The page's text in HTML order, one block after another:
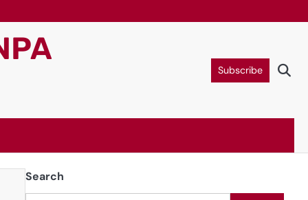
Subscribe
Search